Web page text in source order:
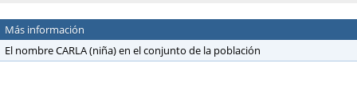
Más información
El nombre CARLA (niña) en el conjunto de la población